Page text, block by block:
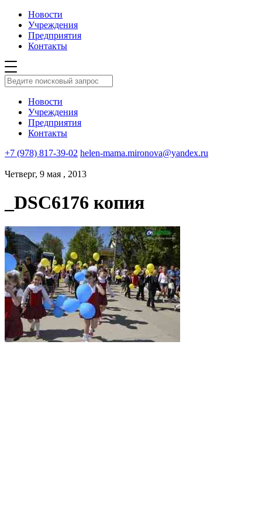
Новости
Учреждения
Предприятия
Контакты
Новости
Учреждения
Предприятия
Контакты
+7 (978) 817-39-02 helen-mama.mironova@yandex.ru
Четверг, 9 мая , 2013
_DSC6176 копия